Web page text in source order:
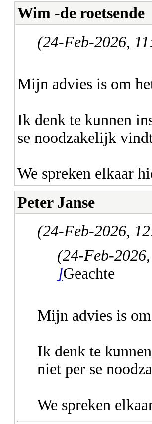
Wim -de roetsende
(24-Feb-2026,
Mijn advies is om
Ik denk te kunnen
se noodzakelijk
We spreken elkaar
Peter Janse
(24-Feb-2026,
(24-Feb-
]Geachte
Mijn advies is
Ik denk te
niet per se
We spreken